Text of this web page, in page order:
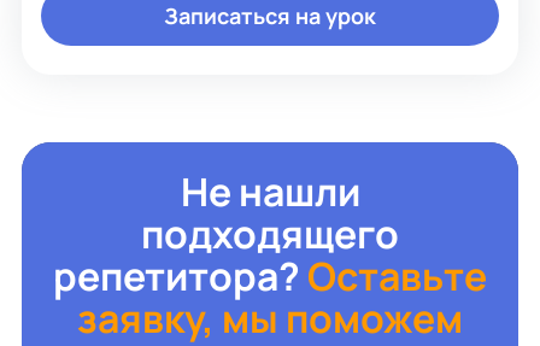
Проверено многократно: 350 часов — и человек говорит
на любые бытовые темы. Понимает и отвечает.
Записаться на урок
Не нашли
подходящего
репетитора? Оставьте
заявку, мы поможем